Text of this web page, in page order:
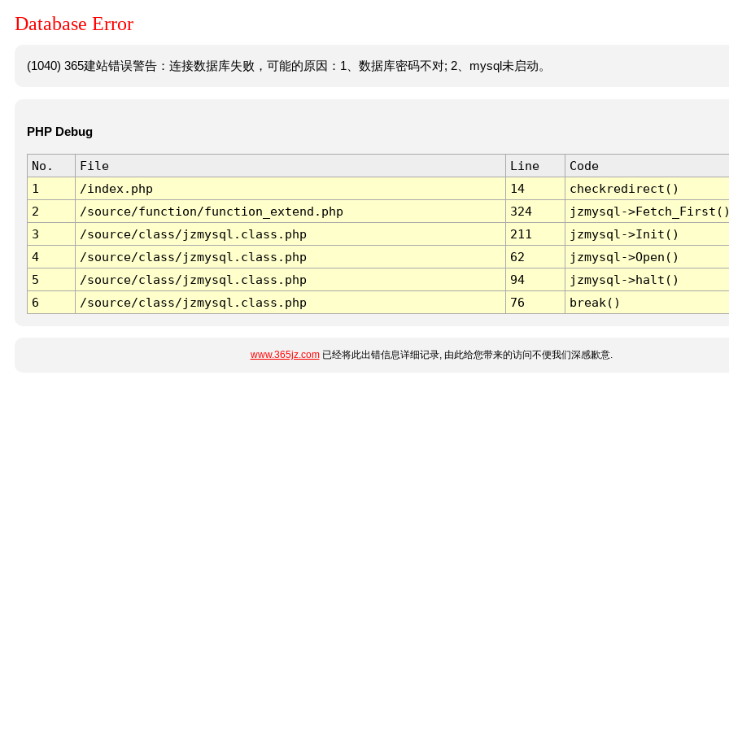
Database Error
(1040) 365建站错误警告：连接数据库失败，可能的原因：1、数据库密码不对; 2、mysql未启动。
PHP Debug
No. File Line
Code
1
/index.php 14
checkredirect()
2
/source/function/function_extend.php 324
jzmysql-
3
/source/class/jzmysql.class.php 211
jzmysql->Init()
4
/source/class/jzmysql.class.php 62
jzmysql->Open()
5
/source/class/jzmysql.class.php 94
jzmysql->halt()
6
/source/class/jzmysql.class.php 76 break()
www.365jz.com已经将此出错信息详细记录, 由此给您带来的访问不便我们深感歉意.